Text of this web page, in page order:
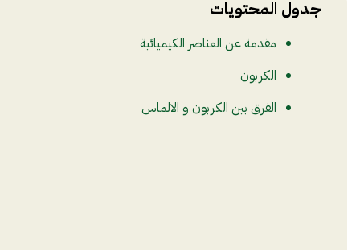
جدول المحتويات
مقدمة عن العناصر الكيميائية
الكربون
الفرق بين الكربون و الالماس